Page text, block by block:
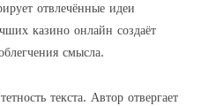
отвлечённые идеи
казино онлайн создаёт
смысла.
текста. Автор отвергает